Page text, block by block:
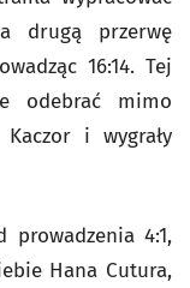
drugą przerwę
16:14. Tej
odebrać mimo
i wygrały
prowadzenia 4:1,
Hana Cutura,